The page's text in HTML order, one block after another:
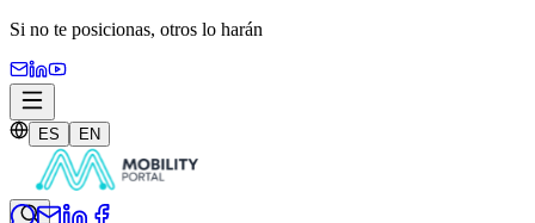
Si no te posicionas, otros lo harán
ES EN